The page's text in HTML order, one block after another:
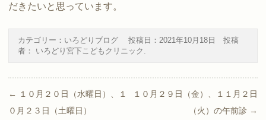
だきたいと思っています。
カテゴリー： いろどりブログ 投稿日： 2021年10月18日
投稿
者： いろどり宮下こどもクリニック
Post navigation
←
１０月２０日（水曜日）、１
０月２３日（土曜日）
１０月２９日（金）、１１月２日
（火）の午前診 →